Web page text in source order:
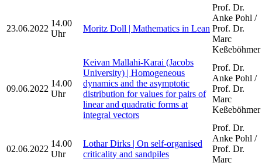
23.06.2022
14.00
Uhr
Moritz Doll | Mathematics in Lean
Prof. Dr.
Anke Pohl /
Prof. Dr.
Marc
Keßeböhmer
09.06.2022
14.00
Uhr
Keivan Mallahi-Karai (Jacobs
University) | Homogeneous
dynamics and the asymptotic
distribution for values for pairs of
linear and quadratic forms at
integral vectors
Prof. Dr.
Anke Pohl /
Prof. Dr.
Marc
Keßeböhmer
02.06.2022
14.00
Uhr
Lothar Dirks | On self-organised
criticality and sandpiles
Prof. Dr.
Anke Pohl /
Prof. Dr.
Marc